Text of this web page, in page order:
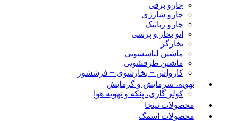
جارو برقی
جارو شارژی
جارو رباتیک
اتو بخار و پرسی
بخارگر
ماشین لباسشویی
ماشین ظرفشویی
کارواش + بخارشوی + فرششور
تهویه، سرمایش و گرمایش
کولر گازی، پنکه و تهویه هوا
محصولات نینجا
محصولات اسمگ